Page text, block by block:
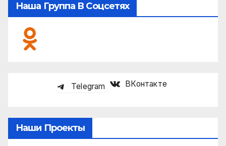
Наша Группа В Соцсетях
Telegram ВКонтакте
Наши Проекты